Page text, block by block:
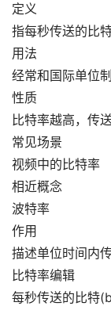
定义
指每秒传送的比
用法
经常和国际单位
性质
比特率越高，传
常见场景
视频中的比特率
相近概念
波特率
作用
描述单位时间内
比特率编辑
每秒传送的比特